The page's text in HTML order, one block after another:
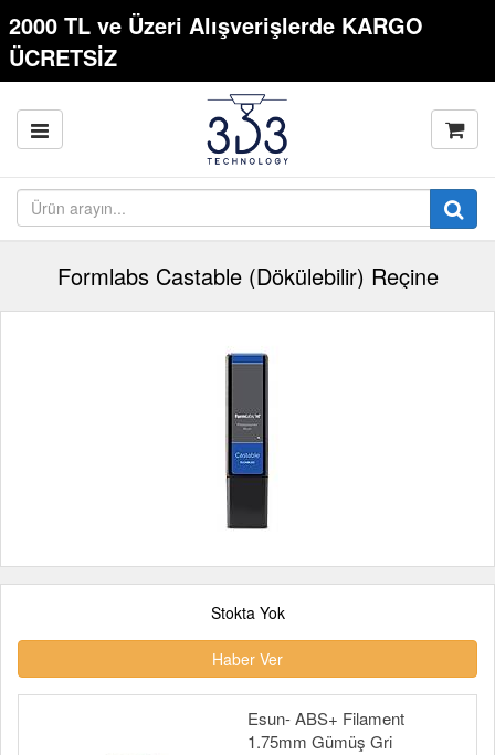
2000 TL ve Üzeri Alışverişlerde KARGO
ÜCRETSİZ
Formlabs Castable (Dökülebilir) Reçine
Stokta Yok
Haber Ver
Esun- ABS+ Filament
1.75mm Gümüş Gri